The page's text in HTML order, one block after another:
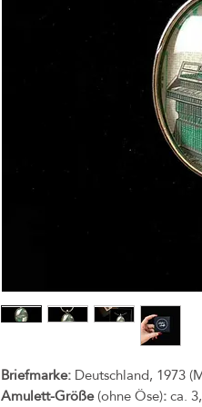
Briefmarke:Deutschland, 1973
Amulett-Größe(ohne Öse):ca.